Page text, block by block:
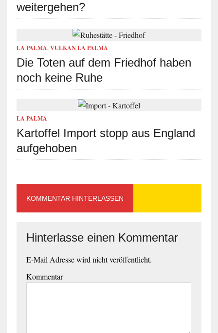
weitergehen?
LA PALMA, VULKAN LA PALMA
Die Toten auf dem Friedhof haben
noch keine Ruhe
LA PALMA
Kartoffel Import stopp aus England
aufgehoben
KOMMENTAR HINTERLASSEN
Hinterlasse einen Kommentar
E-Mail Adresse wird nicht veröffentlicht.
Kommentar